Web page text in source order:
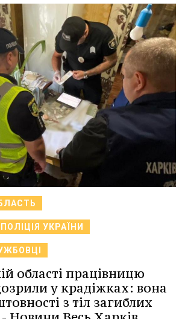
УКРАЇНИ
області працівницю
у крадіжках: вона
з тіл загиблих